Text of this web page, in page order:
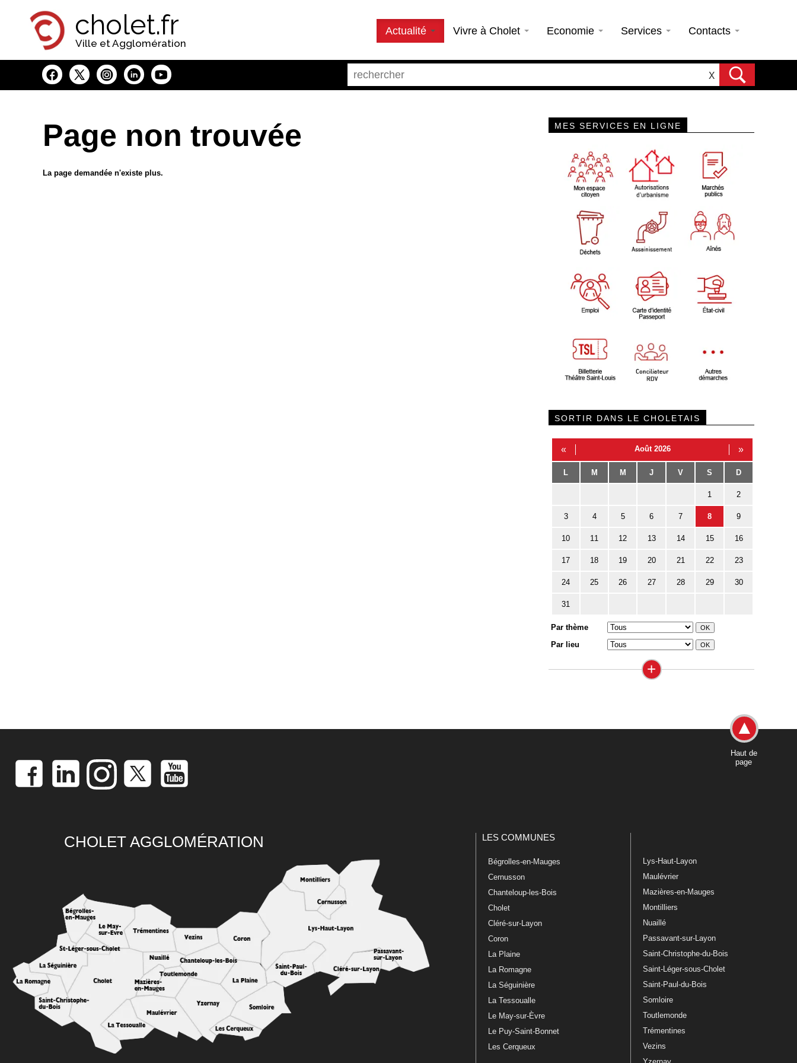
cholet.fr
Ville et Agglomération
Actualité Vivre à Cholet Economie Services Contacts
X
Page non trouvée
La page demandée n'existe plus.
MES SERVICES EN LIGNE
SORTIR DANS LE CHOLETAIS
« Août 2026 »
L M M J V S D
1 2
3 4 5 6 7 8 9
10 11 12 13 14 15 16
17 18 19 20 21 22 23
24 25 26 27 28 29 30
31
Par thème
Par lieu
+
Haut de
page
CHOLET AGGLOMÉRATION LES COMMUNES
Bégrolles-en-Mauges
Cernusson
Chanteloup-les-Bois
Cholet
Cléré-sur-Layon
Coron
La Plaine
La Romagne
La Séguinière
La Tessoualle
Le May-sur-Èvre
Le Puy-Saint-Bonnet
Les Cerqueux
Lys-Haut-Layon
Maulévrier
Mazières-en-Mauges
Montilliers
Nuaillé
Passavant-sur-Layon
Saint-Christophe-du-Bois
Saint-Léger-sous-Cholet
Saint-Paul-du-Bois
Somloire
Toutlemonde
Trémentines
Vezins